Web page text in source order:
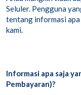
Seluler. Pengguna
tentang informasi
kami.
Informasi apa saja
Pembayaran)?